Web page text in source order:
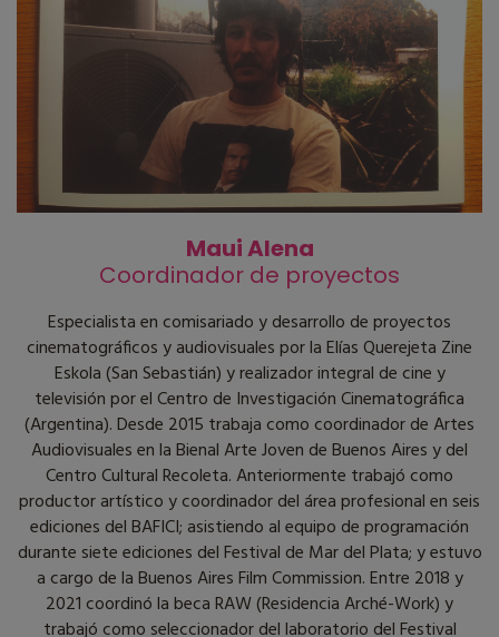
Maui Alena
Coordinador de proyectos
Especialista en comisariado y desarrollo de proyectos
cinematográficos y audiovisuales por la Elías Querejeta Zine
Eskola (San Sebastián) y realizador integral de cine y
televisión por el Centro de Investigación Cinematográfica
(Argentina). Desde 2015 trabaja como coordinador de Artes
Audiovisuales en la Bienal Arte Joven de Buenos Aires y del
Centro Cultural Recoleta. Anteriormente trabajó como
productor artístico y coordinador del área profesional en seis
ediciones del BAFICI; asistiendo al equipo de programación
durante siete ediciones del Festival de Mar del Plata; y estuvo
a cargo de la Buenos Aires Film Commission. Entre 2018 y
2021 coordinó la beca RAW (Residencia Arché-Work) y
trabajó como seleccionador del laboratorio del Festival